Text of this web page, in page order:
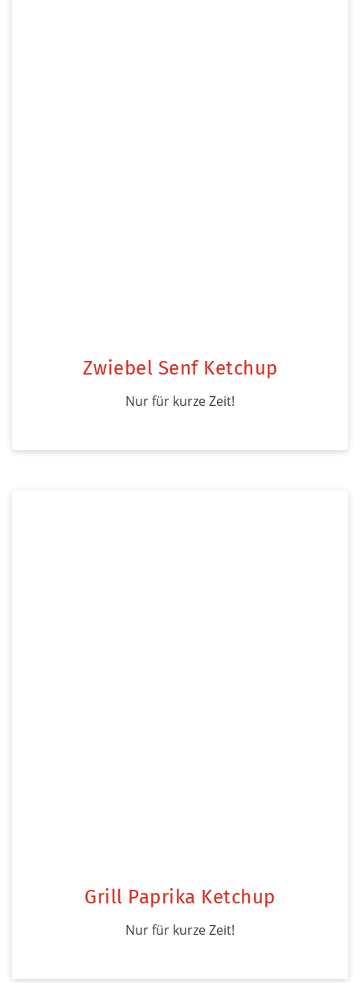
Zwiebel Senf Ketchup
Nur für kurze Zeit!
Grill Paprika Ketchup
Nur für kurze Zeit!